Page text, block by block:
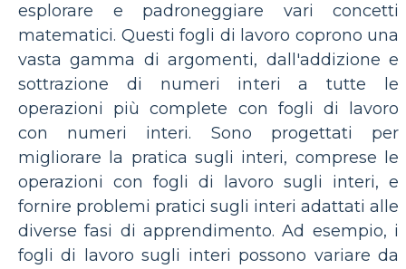
esplorare e padroneggiare vari concetti
matematici. Questi fogli di lavoro coprono una
vasta gamma di argomenti, dall'addizione e
sottrazione di numeri interi a tutte le
operazioni più complete con fogli di lavoro
con numeri interi. Sono progettati per
migliorare la pratica sugli interi, comprese le
operazioni con fogli di lavoro sugli interi, e
fornire problemi pratici sugli interi adattati alle
diverse fasi di apprendimento. Ad esempio, i
fogli di lavoro sugli interi possono variare da